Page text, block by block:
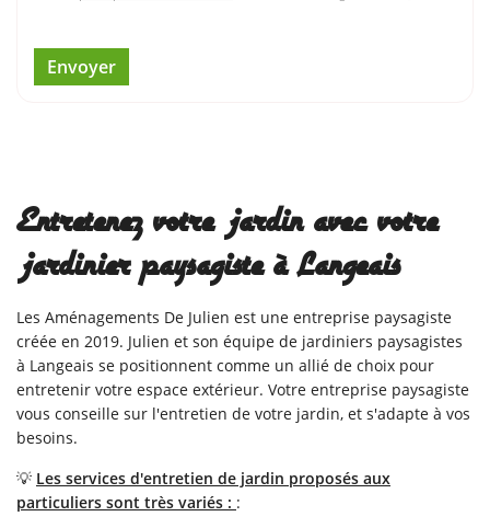
Envoyer
Entretenez votre jardin avec votre
jardinier paysagiste à Langeais
Les Aménagements De Julien est une entreprise paysagiste
créée en 2019. Julien et son équipe de jardiniers paysagistes
à Langeais se positionnent comme un allié de choix pour
entretenir votre espace extérieur. Votre entreprise paysagiste
vous conseille sur l'entretien de votre jardin, et s'adapte à vos
besoins.
💡 Les services d'entretien de jardin proposés aux
particuliers sont très variés : :